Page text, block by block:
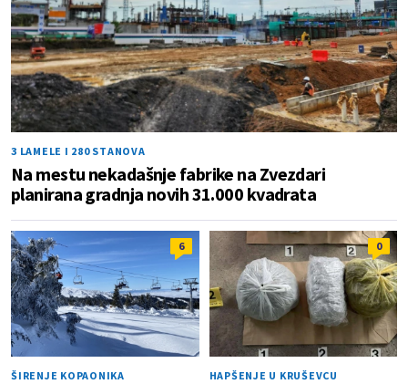
3 LAMELE I 280 STANOVA
Na mestu nekadašnje fabrike na Zvezdari
planirana gradnja novih 31.000 kvadrata
6
ŠIRENJE KOPAONIKA
0
HAPŠENJE U KRUŠEVCU